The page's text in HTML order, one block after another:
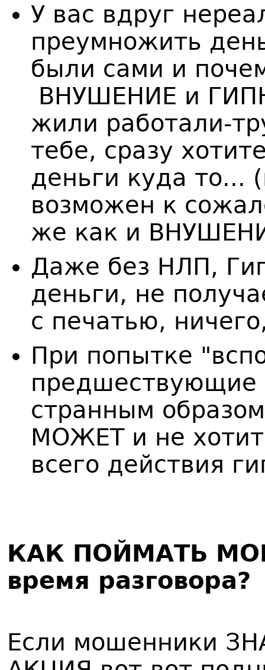
У вас вдруг
преумножить
были сами и
ВНУШЕНИЕ и
жили работали-
тебе, сразу
деньги куда то...
возможен к
же как и
Даже без НЛП,
деньги, не
с печатью,
При попытке
странным
МОЖЕТ и не
всего действия
КАК ПОЙМАТЬ
время разговора?
Если мошенники